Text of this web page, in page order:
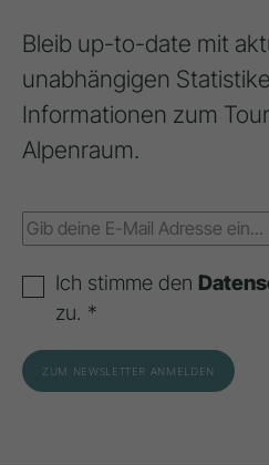
Bleib up-to-date mit
unabhängigen
Informationen zum
Alpenraum.
Ich stimme den
zu. *